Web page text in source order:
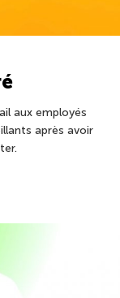
aux employés
après avoir